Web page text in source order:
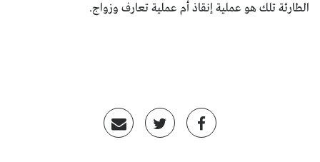
الطارئة تلك هو عملية إنقاذ أم عملية تعارف وزواج.